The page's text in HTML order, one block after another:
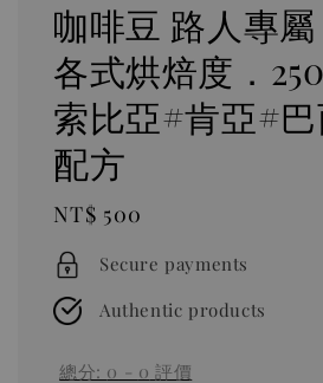
咖啡豆 路人專
各式烘焙度．
索比亞#肯亞#
配方
Regular
price
NT$ 500
Secure payments
Authentic products
總分: 0 - 0 評價